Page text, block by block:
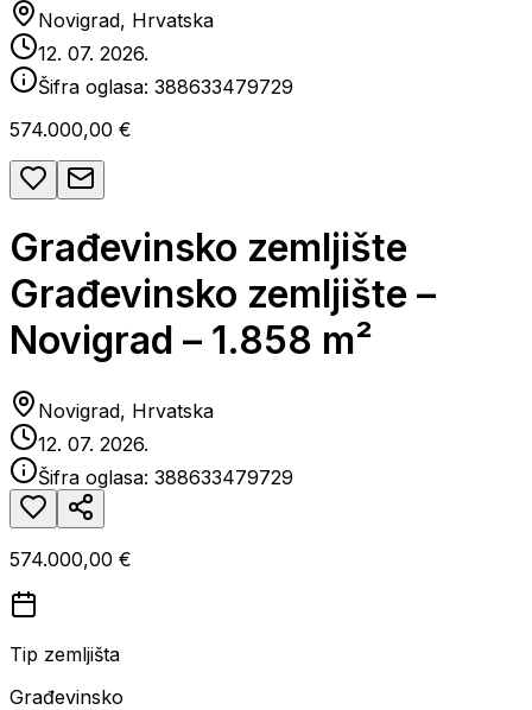
Novigrad, Hrvatska
12. 07. 2026.
Šifra oglasa: 388633479729
574.000,00 €
Građevinsko zemljište
Građevinsko zemljište –
Novigrad – 1.858 m²
Novigrad, Hrvatska
12. 07. 2026.
Šifra oglasa: 388633479729
574.000,00 €
Tip zemljišta
Građevinsko